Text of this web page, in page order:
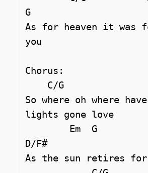
G
As for heaven it was
you
Chorus:
So where oh where
lights gone love
D/F#
As the sun retires